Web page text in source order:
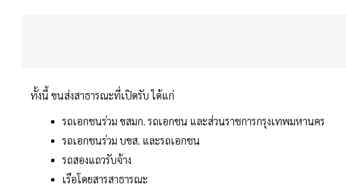
ทั้งนี้ ขนส่งสาธารณะที่เปิดรับ ได้แก่
รถเอกชนร่วม ขสมก. รถเอกชน และส่วนราชการกรุงเทพมหานคร
รถเอกชนร่วม บขส. และรถเอกชน
รถสองแถวรับจ้าง
เรือโดยสารสาธารณะ